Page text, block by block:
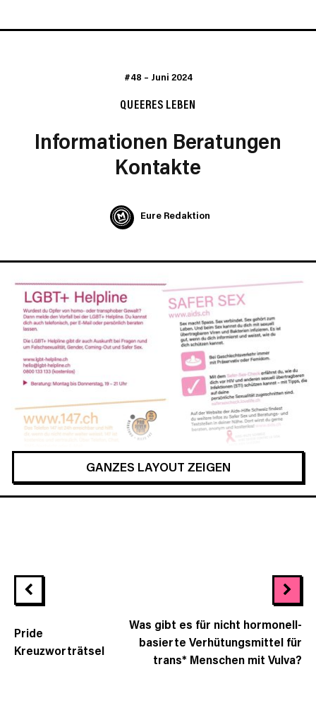
#48 – Juni 2024
QUEERES LEBEN
Informationen Beratungen
Kontakte
Eure Redaktion
GANZES LAYOUT ZEIGEN
Pride
Kreuzworträtsel
Was gibt es für nicht hormonell-
basierte Verhütungsmittel für
trans* Menschen mit Vulva?